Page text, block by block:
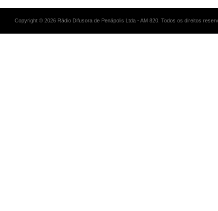
Copyright © 2026 Rádio Difusora de Penápolis Ltda - AM 820. Todos os direitos